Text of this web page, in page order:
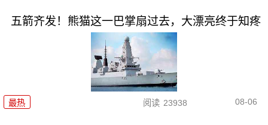
五箭齐发！熊猫这一巴掌扇过去，大漂亮终于知疼
最热 阅读 23938 08-06